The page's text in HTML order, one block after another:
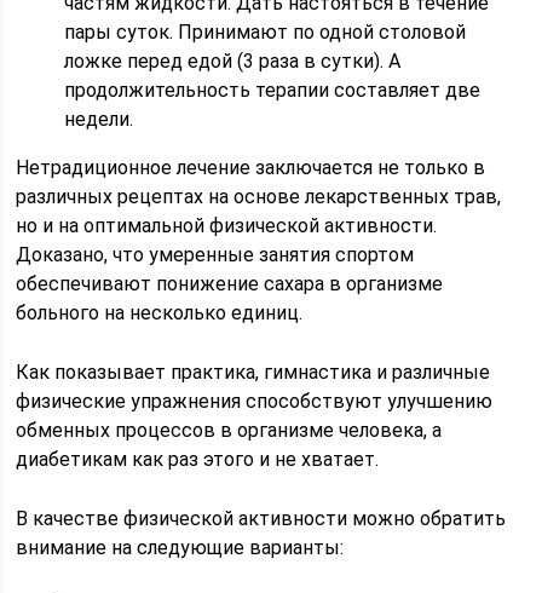
пары суток. Принимают по одной столовой
ложке перед едой (3 раза в сутки). А
продолжительность терапии составляет две
недели.
Нетрадиционное лечение заключается не только в
различных рецептах на основе лекарственных трав,
но и на оптимальной физической активности.
Доказано, что умеренные занятия спортом
обеспечивают понижение сахара в организме
больного на несколько единиц.
Как показывает практика, гимнастика и различные
физические упражнения способствуют улучшению
обменных процессов в организме человека, а
диабетикам как раз этого и не хватает.
В качестве физической активности можно обратить
внимание на следующие варианты: